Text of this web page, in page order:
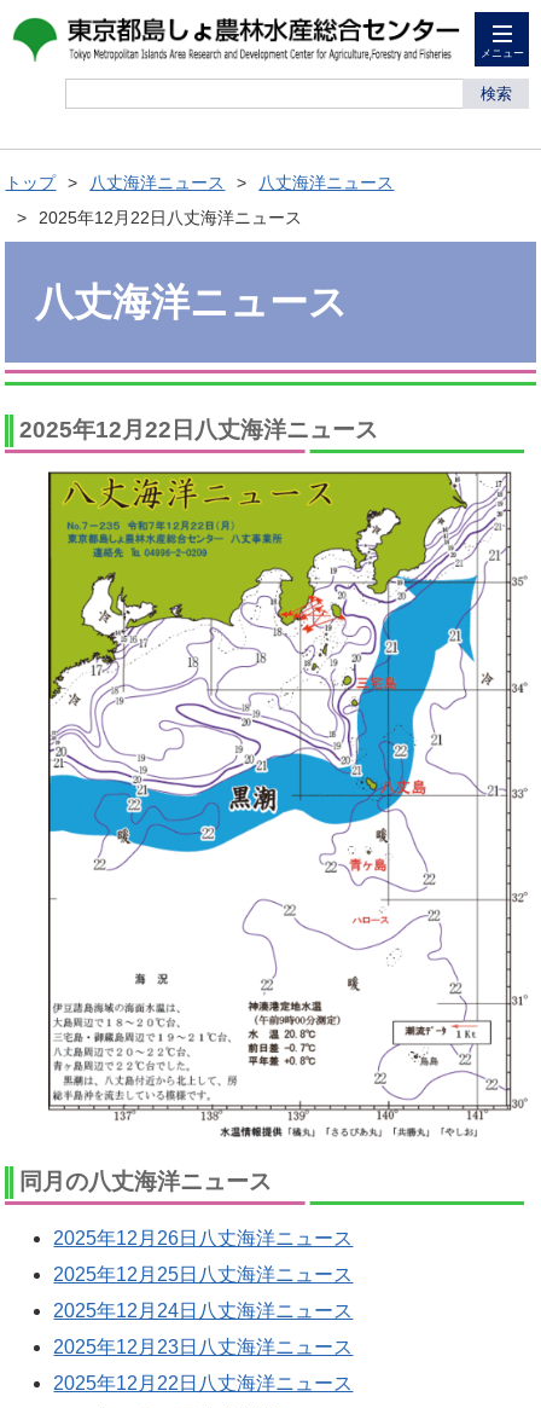
メニュー
検索
トップ 八丈海洋ニュース
八丈海洋ニュース
2025年12月22日八丈海洋ニュース
八丈海洋ニュース
2025年12月22日八丈海洋ニュース
同月の八丈海洋ニュース
2025年12月26日八丈海洋ニュース
2025年12月25日八丈海洋ニュース
2025年12月24日八丈海洋ニュース
2025年12月23日八丈海洋ニュース
2025年12月22日八丈海洋ニュース